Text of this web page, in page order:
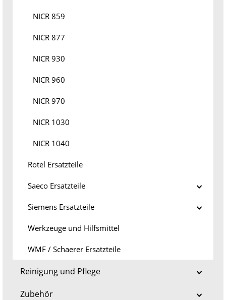
NICR 859
NICR 877
NICR 930
NICR 960
NICR 970
NICR 1030
NICR 1040
Rotel Ersatzteile
Saeco Ersatzteile
Siemens Ersatzteile
Werkzeuge und Hilfsmittel
WMF / Schaerer Ersatzteile
Reinigung und Pflege
Zubehör